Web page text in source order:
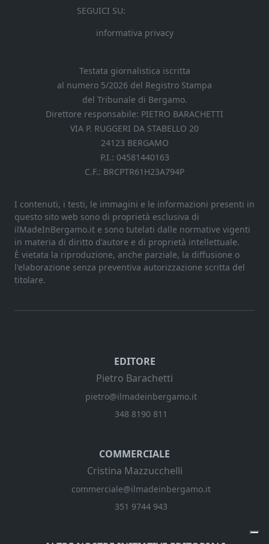
SEGUICI SU:
informativa privacy
Testata giornalistica iscritta
al numero 5/2026 del Registro Stampa
del Tribunale di Bergamo.
Direttore responsabile: PIETRO BARACHETTI
VIA P. RUGGERI DA STABELLO 20
24123 BERGAMO
P.I.: 04581440163
C.F.: BRCPTR61H23A794P
I contenuti, i testi, le immagini e le informazioni presenti in
questo sito web sono di proprietà esclusiva di
ilMadeInBergamo.it e sono tutelati dalle normative vigenti
in materia di diritto d'autore e di proprietà intellettuale.
È vietata la riproduzione, anche parziale, la diffusione o
l'elaborazione senza preventiva autorizzazione scritta del
titolare.
EDITORE
Pietro Barachetti
pietro@ilmadeinbergamo.it
348 8190 811
COMMERCIALE
Cristina Mazzucchelli
commerciale@ilmadeinbergamo.it
351 9744 943